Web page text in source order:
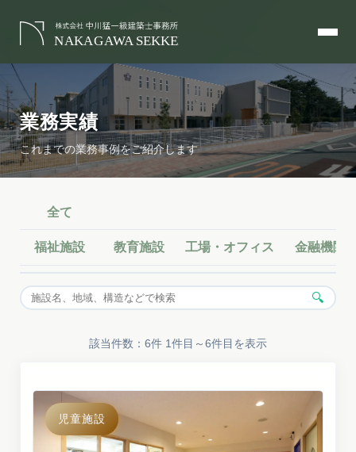
業務実績
これまでの業務事例をご紹介します
全て
福祉施設 教育施設 工場・オフィス 金融機関
🔍
該当件数：6件 1件目～6件目を表示
児童施設